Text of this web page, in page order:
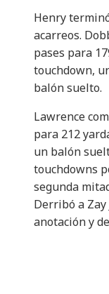
Henry
acarreos.
pases para
touchdown,
balón suelto.
Lawrence
para 212
un balón
touchdowns
segunda
Derribó a Zay
anotación y